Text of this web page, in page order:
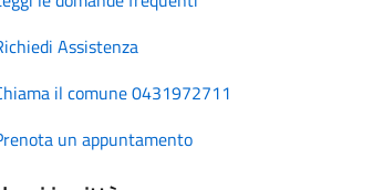
Assistenza
il comune 0431972711
un appuntamento